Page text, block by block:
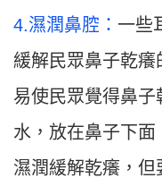
4.濕潤鼻腔： 一些
緩解民眾鼻子乾癢
易使民眾覺得鼻子
水，放在鼻子下
濕潤緩解乾癢，